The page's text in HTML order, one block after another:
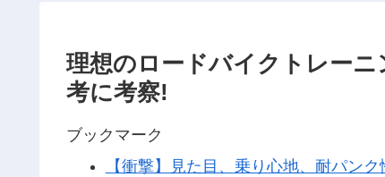
理想のロードバイクトレー
考に考察!
ブックマーク
【衝撃】見た目、乗り心地、耐パン